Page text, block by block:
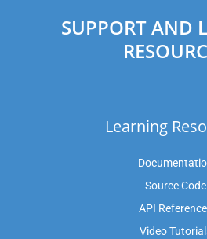
SUPPORT AND
Learning
Source Code
API
Video